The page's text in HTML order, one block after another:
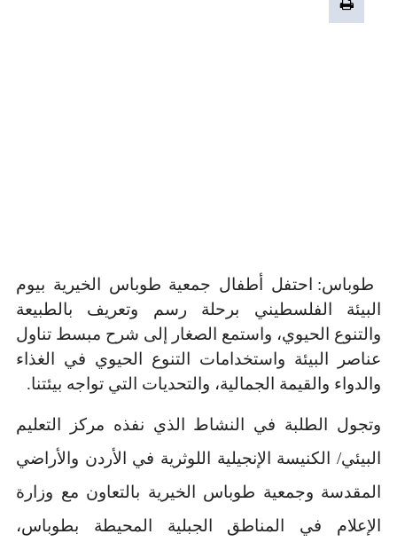
طوباس: احتفل أطفال جمعية طوباس الخيرية بيوم
البيئة الفلسطيني برحلة رسم وتعريف بالطبيعة
والتنوع الحيوي، واستمع الصغار إلى شرح مبسط تناول
عناصر البيئة واستخدامات التنوع الحيوي في الغذاء
والدواء والقيمة الجمالية، والتحديات التي تواجه بيئتنا.
وتجول الطلبة في النشاط الذي نفذه مركز التعليم
البيئي/ الكنيسة الإنجيلية اللوثرية في الأردن والأراضي
المقدسة وجمعية طوباس الخيرية بالتعاون مع وزارة
الإعلام في المناطق الجبلية المحيطة بطوباس،